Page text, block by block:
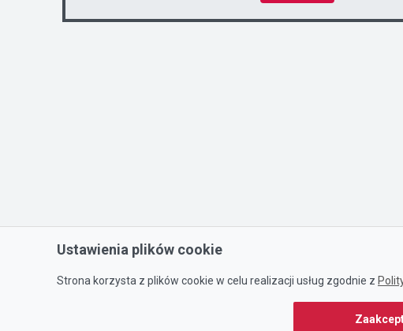
Ustawienia plików cookie
Strona korzysta z plików cookie w celu realizacji usług zgodnie z